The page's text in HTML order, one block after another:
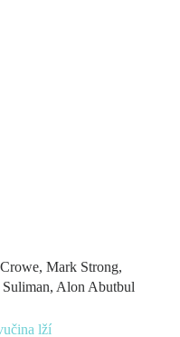
Mark Strong,
Alon Abutbul